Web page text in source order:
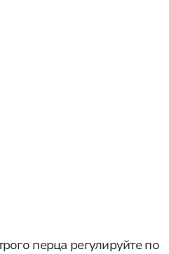
перца регулируйте по